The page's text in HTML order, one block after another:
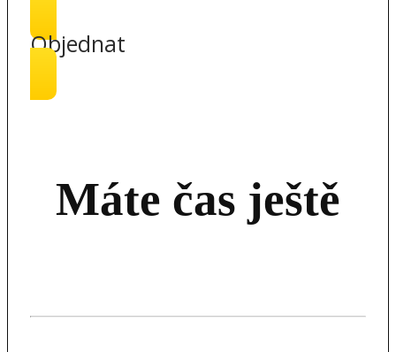
Objednat
Máte čas ještě